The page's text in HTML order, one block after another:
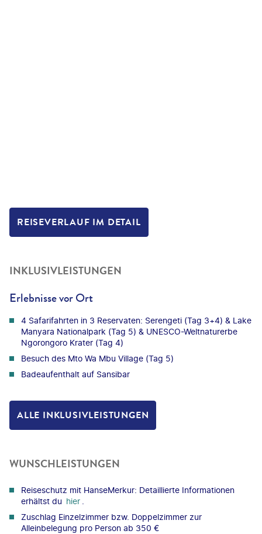
REISEVERLAUF IM DETAIL
INKLUSIVLEISTUNGEN
Erlebnisse vor Ort
4 Safarifahrten in 3 Reservaten: Serengeti (Tag 3+4) & Lake
Manyara Nationalpark (Tag 5) & UNESCO-Weltnaturerbe
Ngorongoro Krater (Tag 4)
Besuch des Mto Wa Mbu Village (Tag 5)
Badeaufenthalt auf Sansibar
ALLE INKLUSIVLEISTUNGEN
WUNSCHLEISTUNGEN
Reiseschutz mit HanseMerkur: Detaillierte Informationen
erhältst du hier
Zuschlag Einzelzimmer bzw. Doppelzimmer zur
Alleinbelegung pro Person ab 350 €